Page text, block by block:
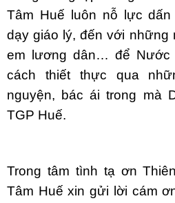
Tâm Huế luôn nỗ lực
dạy giáo lý, đến với những
em lương dân… để Nước
cách thiết thực qua
nguyện, bác ái trong mà
TGP Huế.
Trong tâm tình tạ ơn
Tâm Huế xin gửi lời cám